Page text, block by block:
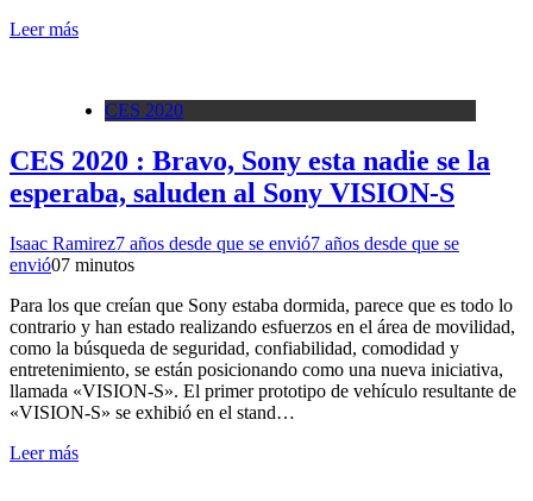
Leer más
CES 2020
CES 2020 : Bravo, Sony esta nadie se la
esperaba, saluden al Sony VISION-S
Isaac Ramirez7 años desde que se envió7 años desde que se
envió07 minutos
Para los que creían que Sony estaba dormida, parece que es todo lo
contrario y han estado realizando esfuerzos en el área de movilidad,
como la búsqueda de seguridad, confiabilidad, comodidad y
entretenimiento, se están posicionando como una nueva iniciativa,
llamada «VISION-S». El primer prototipo de vehículo resultante de
«VISION-S» se exhibió en el stand…
Leer más